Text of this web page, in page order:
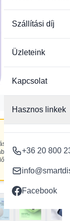
Szállítási díj
Üzleteink
Kapcsolat
Hasznos linkek
+36 20 800
Facebook
NE
szereplő